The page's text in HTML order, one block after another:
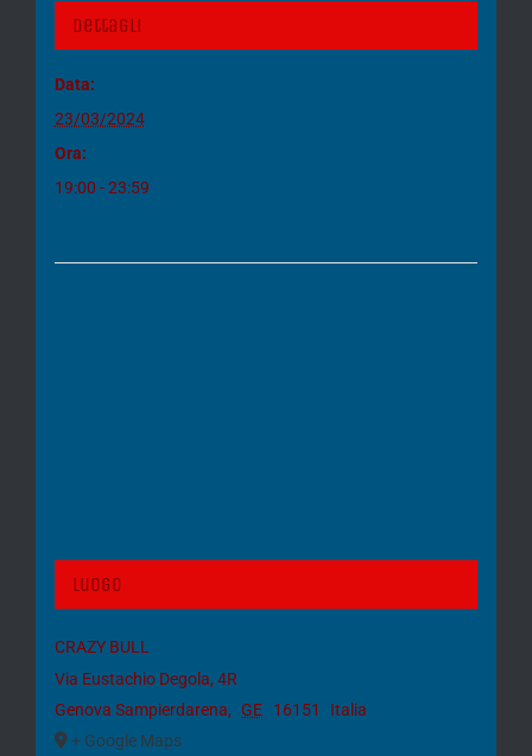
Dettagli
Data:
23/03/2024
Ora:
19:00 - 23:59
Luogo
CRAZY BULL
Via Eustachio Degola, 4R
Genova Sampierdarena, GE 16151
Italia
+ Google Maps